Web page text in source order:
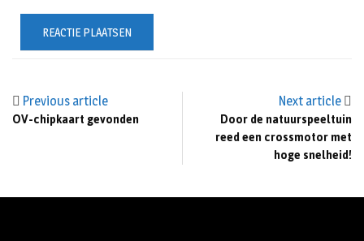
Previous article
OV-chipkaart gevonden
Next article
Door de natuurspeeltuin
reed een crossmotor met
hoge snelheid!